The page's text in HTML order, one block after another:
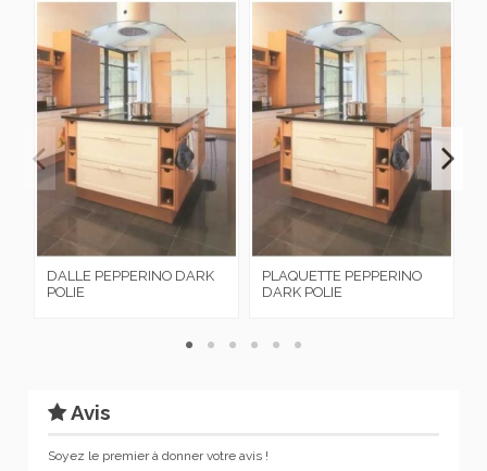
DALLE PEPPERINO DARK
POLIE
PLAQUETTE PEPPERINO
DARK POLIE
Avis
Soyez le premier à donner votre avis !